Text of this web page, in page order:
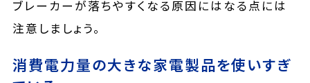
ブレーカーが落ちやすくなる原因にはなる点には
注意しましょう。
消費電力量の大きな家電製品を使いすぎ